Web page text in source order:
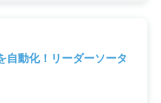
自動化！リーダーソータ